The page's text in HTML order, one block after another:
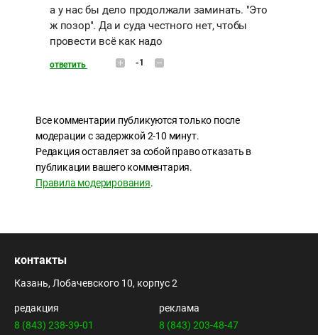
а у нас бы дело продолжали заминать. "Это
ж позор". Да и суда честного нет, чтобы
провести всё как надо
ответить -1
Все комментарии публикуются только после
модерации с задержкой 2-10 минут.
Редакция оставляет за собой право отказать в
публикации вашего комментария.
Правила модерирования.
контакты
Казань, Лобачевского 10, корпус 2
редакция
8 (843) 238-39-01
реклама
8 (843) 203-48-47